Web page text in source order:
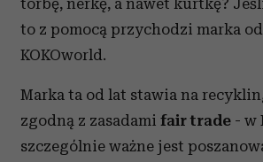
torbę, nerkę, a nawet kurtkę?
to z pomocą przychodzi marka
KOKOworld.
Marka ta od lat stawia na
zgodną z zasadami fair trade - w
szczególnie ważne jest